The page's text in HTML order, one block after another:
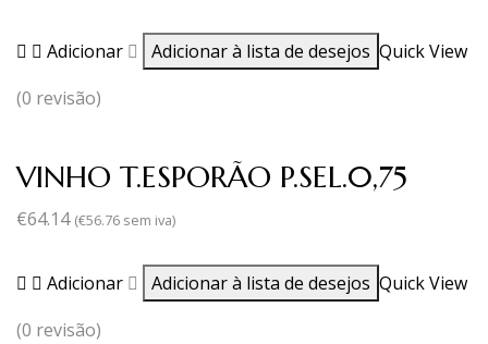
Adicionar Adicionar à lista de desejos Quick View
(0 revisão)
VINHO T.ESPORÃO P.SEL.0,75
€64.14 (€56.76 sem iva)
Adicionar Adicionar à lista de desejos Quick View
(0 revisão)